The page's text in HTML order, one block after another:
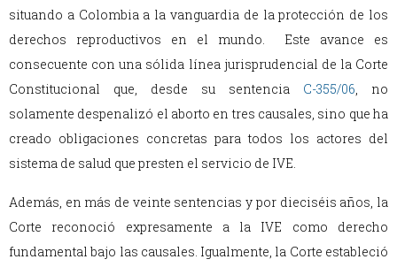
situando a Colombia a la vanguardia de la protección de los
derechos reproductivos en el mundo. Este avance es
consecuente con una sólida línea jurisprudencial de la Corte
Constitucional que, desde su sentencia
C-355/06, no
solamente despenalizó el aborto en tres causales, sino que ha
creado obligaciones concretas para todos los actores del
sistema de salud que presten el servicio de IVE.
Además, en más de veinte sentencias y por dieciséis años, la
Corte reconoció expresamente a la IVE como derecho
fundamental bajo las causales. Igualmente, la Corte estableció